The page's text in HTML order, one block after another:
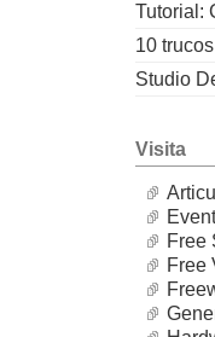
Tutorial:
10
Studio
Visita
Free
Free